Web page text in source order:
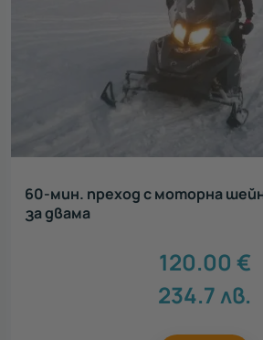
60-мин. преход с моторна
за двама
120.00 €
234.7лв.